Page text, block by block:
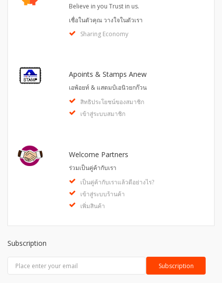
Believe in you Trust in us.
เชื่อในตัวคุณ วางใจในตัวเรา
Sharing Economy
Apoints & Stamps Anew
เอพ้อยท์ & แสตมป์เอนิวยกก๊วน
สิทธิประโยชน์ของสมาชิก
เข้าสู่ระบบสมาชิก
Welcome Partners
ร่วมเป็นคู่ค้ากับเรา
เป็นคู่ค้ากับเราแล้วดีอย่างไร?
เข้าสู่ระบบร้านค้า
เพิ่มสินค้า
Subscription